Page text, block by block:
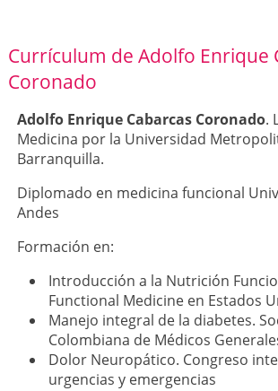
Currículum de Adolfo Enrique
Coronado
Adolfo Enrique Cabarcas Coronado.
Medicina por la Universidad
Barranquilla.
Diplomado en medicina funcional
Andes
Formación en:
Introducción a la Nutrición
Functional Medicine en Estados
Manejo integral de la diabetes.
Colombiana de Médicos
Dolor Neuropático. Congreso
urgencias y emergencias